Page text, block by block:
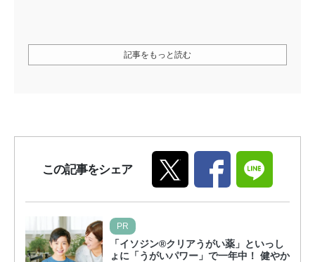
記事をもっと読む
この記事をシェア
PR
「イソジン®クリアうがい薬」といっし
ょに「うがいパワー」で一年中！ 健やか